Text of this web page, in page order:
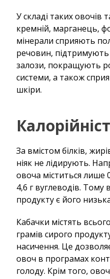
У складі таких овочів
кремній, марганець,
мінерали сприяють
речовин,
залози, покращують
системи, а також
шкіри.
За вмістом білків,
ніяк не лідирують.
овоча міститься лише
4,6 г вуглеводів.
продукту є його
Кабачки містять
грамів сирого
насичення. Це
овоч в програмах
голоду. Крім того,